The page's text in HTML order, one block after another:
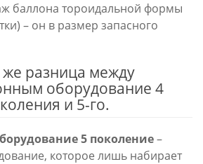
баллона тороидальной формы
– он в размер запасного
же разница между
оборудование 4
и 5-го.
5 поколение–
которое лишь набирает